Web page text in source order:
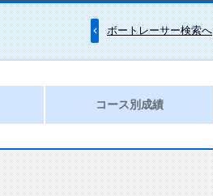
ボートレーサー検索へ
コース別成績